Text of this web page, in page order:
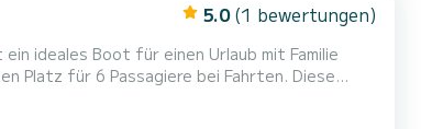
5.0 (1 bewertungen)
ideales Boot für einen Urlaub mit Familie